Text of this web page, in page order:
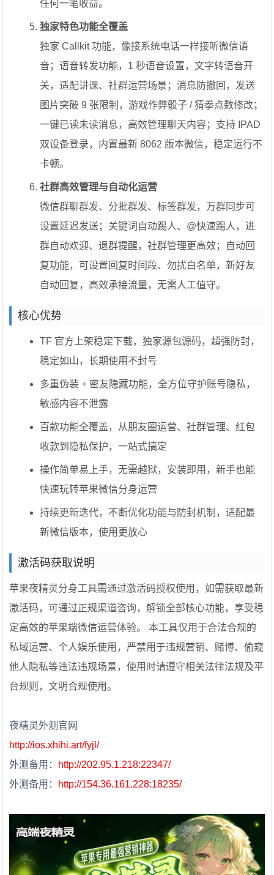
任何一笔收益。
独家特色功能全覆盖
独家 Callkit 功能，像接系统电话一样接听微信语
音；语音转发功能，1 秒语音设置，文字转语音开
关，适配讲课、社群运营场景；消息防撤回，发送
图片突破 9 张限制，游戏作弊骰子 / 猜拳点数修改；
一键已读未读消息，高效管理聊天内容；支持 IPAD
双设备登录，内置最新 8062 版本微信，稳定运行不
卡顿。
社群高效管理与自动化运营
微信群聊群发、分批群发、标签群发，万群同步可
设置延迟发送；关键词自动踢人、@快速踢人，进
群自动欢迎、退群提醒，社群管理更高效；自动回
复功能，可设置回复时间段、勿扰白名单，新好友
自动回复，高效承接流量，无需人工值守。
核心优势
TF 官方上架稳定下载，独家源包源码，超强防封，
稳定如山，长期使用不封号
多重伪装 + 密友隐藏功能，全方位守护账号隐私，
敏感内容不泄露
百款功能全覆盖，从朋友圈运营、社群管理、红包
收款到隐私保护，一站式搞定
操作简单易上手，无需越狱，安装即用，新手也能
快速玩转苹果微信分身运营
持续更新迭代，不断优化功能与防封机制，适配最
新微信版本，使用更放心
激活码获取说明
苹果夜精灵分身工具需通过激活码授权使用，如需获取最新
激活码，可通过正规渠道咨询，解锁全部核心功能，享受稳
定高效的苹果端微信运营体验。 本工具仅用于合法合规的
私域运营、个人娱乐使用，严禁用于违规营销、赌博、偷窥
他人隐私等违法违规场景，使用时请遵守相关法律法规及平
台规则，文明合规使用。
夜精灵外测官网
http://ios.xhihi.art/fyjl/
外测备用： http://202.95.1.218:22347/
外测备用： http://154.36.161.228:18235/